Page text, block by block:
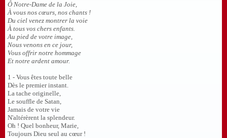
Ô Notre-Dame de la Joie,
À vous nos cœurs, nos chants !
Du ciel venez montrer la voie
À tous vos chers enfants.
Au pied de votre image,
Nous venons en ce jour,
Vous offrir notre hommage
Et notre ardent amour.
1 - Vous êtes toute belle
Dès le premier instant.
La tache originelle,
Le souffle de Satan,
Jamais de votre vie
N'altérèrent la splendeur.
Oh ! Quel bonheur, Marie,
Toujours Dieu seul au cœur !